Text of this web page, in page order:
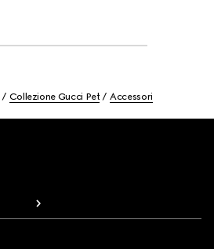
Collezione Gucci Pet Accessori